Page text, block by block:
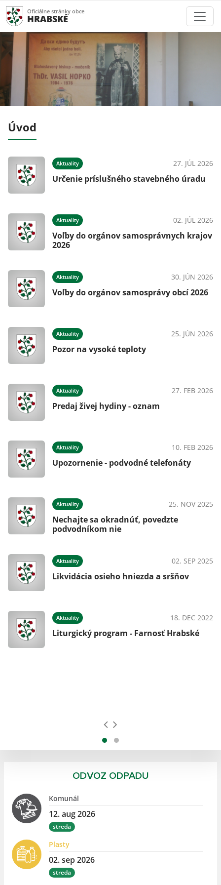
Oficiálne stránky obce
HRABSKÉ
Úvod
Aktuality 27. JÚL 2026
Určenie príslušného stavebného úradu
Aktuality 02. JÚL 2026
Voľby do orgánov samosprávnych krajov
2026
Aktuality 30. JÚN 2026
Voľby do orgánov samosprávy obcí 2026
Aktuality 25. JÚN 2026
Pozor na vysoké teploty
Aktuality 27. FEB 2026
Predaj živej hydiny - oznam
Aktuality 10. FEB 2026
Upozornenie - podvodné telefonáty
Aktuality 25. NOV 2025
Nechajte sa okradnúť, povedzte
podvodníkom nie
Aktuality 02. SEP 2025
Likvidácia osieho hniezda a sršňov
Aktuality 18. DEC 2022
Liturgický program - Farnosť Hrabské
ODVOZ ODPADU
Komunál
12. aug 2026
streda
Plasty
02. sep 2026
streda